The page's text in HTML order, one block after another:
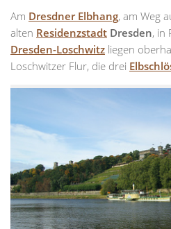
Am Dresdner Elbhang, am Weg
alten Residenzstadt Dresden, in
Dresden-Loschwitz liegen
Loschwitzer Flur, die drei